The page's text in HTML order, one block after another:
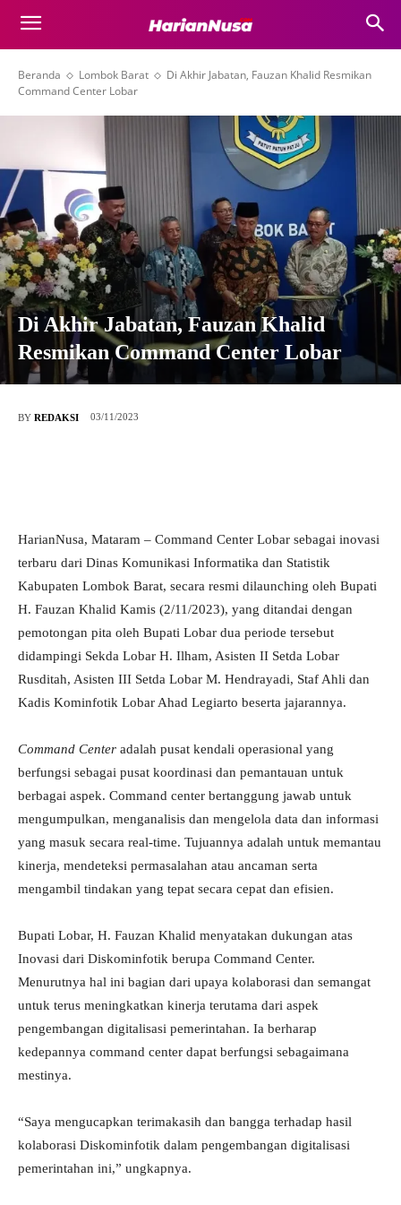
Beranda Lombok Barat
Di Akhir Jabatan, Fauzan Khalid Resmikan
Command Center Lobar
Di Akhir Jabatan, Fauzan Khalid
Resmikan Command Center Lobar
BY REDAKSI 03/11/2023
HarianNusa, Mataram – Command Center Lobar sebagai inovasi
terbaru dari Dinas Komunikasi Informatika dan Statistik
Kabupaten Lombok Barat, secara resmi dilaunching oleh Bupati
H. Fauzan Khalid Kamis (2/11/2023), yang ditandai dengan
pemotongan pita oleh Bupati Lobar dua periode tersebut
didampingi Sekda Lobar H. Ilham, Asisten II Setda Lobar
Rusditah, Asisten III Setda Lobar M. Hendrayadi, Staf Ahli dan
Kadis Kominfotik Lobar Ahad Legiarto beserta jajarannya.
Command Center adalah pusat kendali operasional yang
berfungsi sebagai pusat koordinasi dan pemantauan untuk
berbagai aspek. Command center bertanggung jawab untuk
mengumpulkan, menganalisis dan mengelola data dan informasi
yang masuk secara real-time. Tujuannya adalah untuk memantau
kinerja, mendeteksi permasalahan atau ancaman serta
mengambil tindakan yang tepat secara cepat dan efisien.
Bupati Lobar, H. Fauzan Khalid menyatakan dukungan atas
Inovasi dari Diskominfotik berupa Command Center.
Menurutnya hal ini bagian dari upaya kolaborasi dan semangat
untuk terus meningkatkan kinerja terutama dari aspek
pengembangan digitalisasi pemerintahan. Ia berharap
kedepannya command center dapat berfungsi sebagaimana
mestinya.
“Saya mengucapkan terimakasih dan bangga terhadap hasil
kolaborasi Diskominfotik dalam pengembangan digitalisasi
pemerintahan ini,” ungkapnya.